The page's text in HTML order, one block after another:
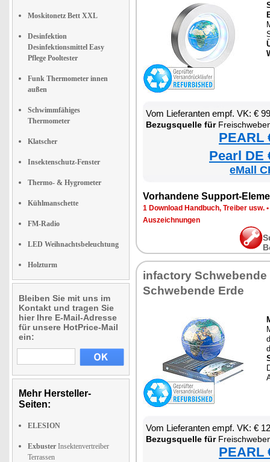
Moskitonetz Bett XXL
Desinfektion
Desinfektionsmittel Easy
Pflege Pooltester
Funk Thermometer innen
außen
Schwimmfähiges
Thermometer
Klatscher
Insektenschutz-Fenster
Thermo- & Hygrometer
Kühlmanschette
FM-Radio
LED Weihnachtsbeleuchtung
Holzturm
Bleiben Sie mit uns im
Kontakt und tragen Sie
hier Ihre E-Mail-Adresse
für unsere HotPrice-Mail
ein:
Mehr Hersteller-
Seiten:
ELESION
Exbuster Insektenvertreiber
Terrassen
Vom Lieferanten empf. VK: €
Bezugsquelle für
PEARL
Pearl DE
eMall
Vorhandene Support-
1 Download Handbuch, Treiber usw. •
Auszeichnungen
infactory Schwebende
Schwebende Erde
Vom Lieferanten empf. VK: €
Bezugsquelle für
PEARL